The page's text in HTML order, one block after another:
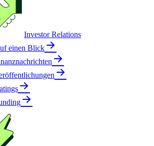
Investor Relations
einen Blick